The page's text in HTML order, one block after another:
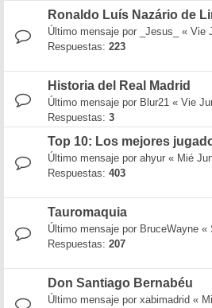
Ronaldo Luís Nazário de
Último mensaje por _Jesus_ « Vie
Respuestas: 223
Historia del Real Madrid
Último mensaje por Blur21 « Vie
Respuestas: 3
Top 10: Los mejores
Último mensaje por ahyur « Mié
Respuestas: 403
Tauromaquia
Último mensaje por BruceWayne «
Respuestas: 207
Don Santiago Bernabéu
Último mensaje por xabimadrid «